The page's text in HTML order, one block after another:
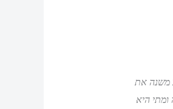
משנה את
היא